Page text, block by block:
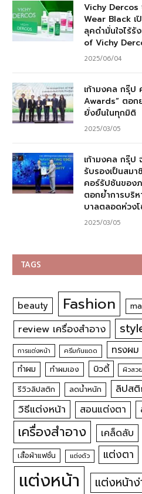
Vichy
Wear Black เ
ลุคดำมั่นใจไร้
of Vichy
2025/06/04
เก้ามงคล กรุ๊ป
Awards” ตอก
ยั่งยืนในทุกมิติ
2025/03/05
เก้ามงคล กรุ๊ป
รับรองเป็นสม
คอร์รัปชันของ
ตอกย้ำการบริ
บาลตลอดห่วง
2025/03/05
TAGS
beauty Fashion
review เครื่องสำอาง
การแต่งหน้า ครีมกันแดด ทรงผม
ทำผม ทำผมเอง บิวตี้ ผิวสวย
รีวิวลิปสติก ลดน้ำหนัก ลิปส
วิธีแต่งหน้า
สอนแต่งตา
เครื่องสำอาง เคล็ดลับ
เสื้อผ้าแฟชั่น แต่งตัว แต่งตา
แต่งหน้า แต่งหน้า